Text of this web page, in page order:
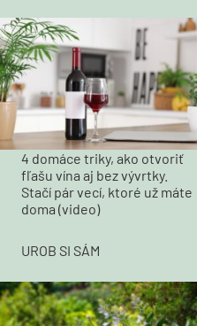
4 domáce triky, ako otvoriť
fľašu vína aj bez vývrtky.
Stačí pár vecí, ktoré už máte
doma (video)
UROB SI SÁM